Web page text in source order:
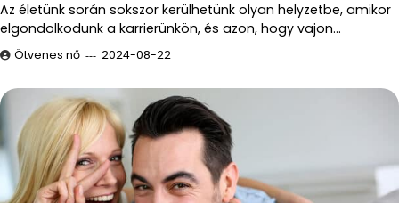
Az életünk során sokszor kerülhetünk olyan helyzetbe, amikor
elgondolkodunk a karrierünkön, és azon, hogy vajon…
Ötvenes nő 2024-08-22